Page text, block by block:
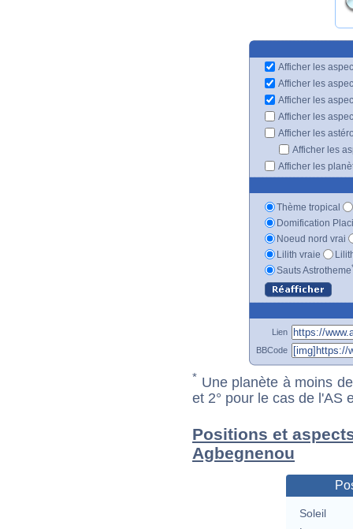
Afficher les
Afficher les
Afficher les
Afficher les
Afficher les
Afficher les
Afficher les
Thème tropical
Domification
Noeud nord vrai
Lilith vraie
Sauts Astrotheme
Lien
BBCode
* Une planète à moins
et 2° pour le cas de l'AS
Positions et
Agbegnenou
Soleil